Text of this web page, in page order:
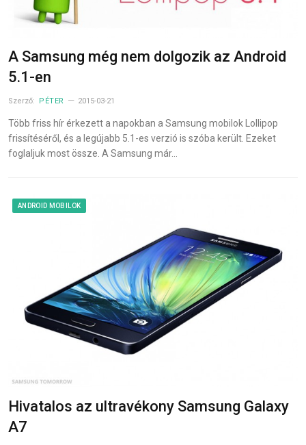
A Samsung még nem dolgozik az Android
5.1-en
Szerző: PÉTER 2015-03-21
Több friss hír érkezett a napokban a Samsung mobilok Lollipop
frissítéséről, és a legújabb 5.1-es verzió is szóba került. Ezeket
foglaljuk most össze. A Samsung már…
ANDROID MOBILOK
Hivatalos az ultravékony Samsung Galaxy
A7